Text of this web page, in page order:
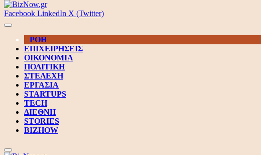
Facebook LinkedIn X (Twitter)
ΡΟΗ
ΕΠΙΧΕΙΡΗΣΕΙΣ
ΟΙΚΟΝΟΜΙΑ
ΠΟΛΙΤΙΚΗ
ΣΤΕΛΕΧΗ
ΕΡΓΑΣΙΑ
STARTUPS
TECH
ΔΙΕΘΝΗ
STORIES
BIZHOW